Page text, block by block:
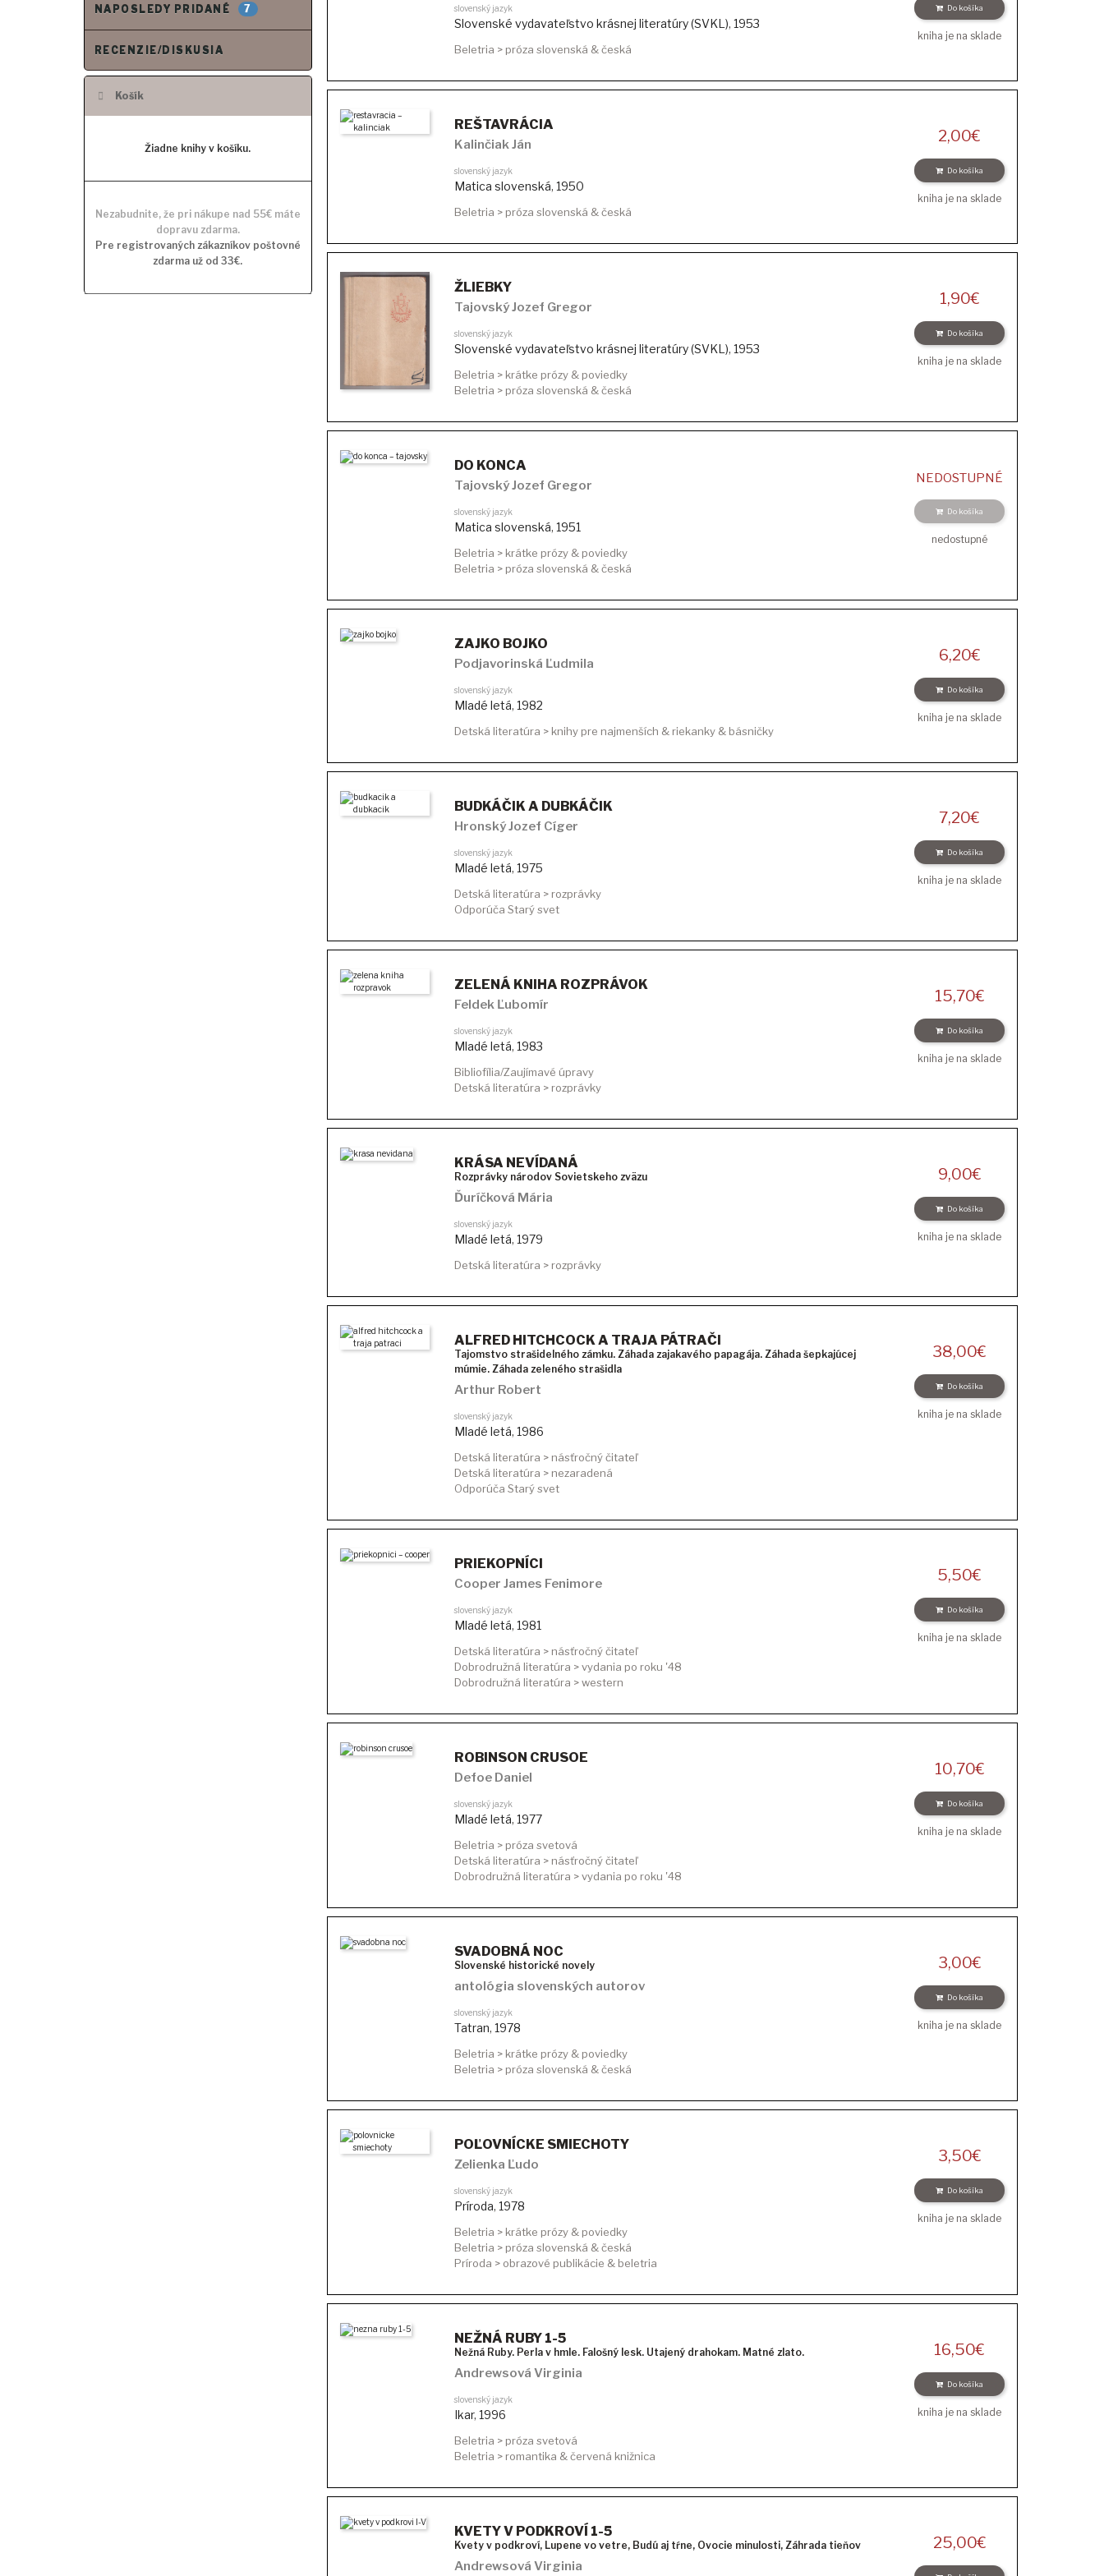
NAPOSLEDY PRIDANÉ 7
RECENZIE/DISKUSIA
Košík
Žiadne knihy v košíku.
Nezabudnite, že pri nákupe nad 55€ máte
dopravu zdarma.
Pre registrovaných zákazníkov poštovné
zdarma už od 33€.
slovenský jazyk
Slovenské vydavateľstvo krásnej literatúry (SVKL),1953
Beletria > próza slovenská & česká
Do košíka
kniha je na sklade
REŠTAVRÁCIA
Kalinčiak Ján
slovenský jazyk
Matica slovenská,1950
Beletria > próza slovenská & česká
2,00€
Do košíka
kniha je na sklade
ŽLIEBKY
Tajovský Jozef Gregor
slovenský jazyk
Slovenské vydavateľstvo krásnej literatúry (SVKL),1953
Beletria > krátke prózy & poviedky
Beletria > próza slovenská & česká
1,90€
Do košíka
kniha je na sklade
DO KONCA
Tajovský Jozef Gregor
slovenský jazyk
Matica slovenská,1951
Beletria > krátke prózy & poviedky
Beletria > próza slovenská & česká
NEDOSTUPNÉ
Do košíka
nedostupné
ZAJKO BOJKO
Podjavorinská Ľudmila
slovenský jazyk
Mladé letá,1982
Detská literatúra > knihy pre najmenších & riekanky & básničky
6,20€
Do košíka
kniha je na sklade
BUDKÁČIK A DUBKÁČIK
Hronský Jozef Cíger
slovenský jazyk
Mladé letá,1975
Detská literatúra > rozprávky
Odporúča Starý svet
7,20€
Do košíka
kniha je na sklade
ZELENÁ KNIHA ROZPRÁVOK
Feldek Ľubomír
slovenský jazyk
Mladé letá,1983
Bibliofília/Zaujímavé úpravy
Detská literatúra > rozprávky
15,70€
Do košíka
kniha je na sklade
KRÁSA NEVÍDANÁ
Rozprávky národov Sovietskeho zväzu
Ďuríčková Mária
slovenský jazyk
Mladé letá,1979
Detská literatúra > rozprávky
9,00€
Do košíka
kniha je na sklade
ALFRED HITCHCOCK A TRAJA PÁTRAČI
Tajomstvo strašidelného zámku. Záhada zajakavého papagája. Záhada šepkajúcej
múmie. Záhada zeleného strašidla
Arthur Robert
slovenský jazyk
Mladé letá,1986
Detská literatúra > násťročný čitateľ
Detská literatúra > nezaradená
Odporúča Starý svet
38,00€
Do košíka
kniha je na sklade
PRIEKOPNÍCI
Cooper James Fenimore
slovenský jazyk
Mladé letá,1981
Detská literatúra > násťročný čitateľ
Dobrodružná literatúra > vydania po roku '48
Dobrodružná literatúra > western
5,50€
Do košíka
kniha je na sklade
ROBINSON CRUSOE
Defoe Daniel
slovenský jazyk
Mladé letá,1977
Beletria > próza svetová
Detská literatúra > násťročný čitateľ
Dobrodružná literatúra > vydania po roku '48
10,70€
Do košíka
kniha je na sklade
SVADOBNÁ NOC
Slovenské historické novely
antológia slovenských autorov
slovenský jazyk
Tatran,1978
Beletria > krátke prózy & poviedky
Beletria > próza slovenská & česká
3,00€
Do košíka
kniha je na sklade
POĽOVNÍCKE SMIECHOTY
Zelienka Ľudo
slovenský jazyk
Príroda,1978
Beletria > krátke prózy & poviedky
Beletria > próza slovenská & česká
Príroda > obrazové publikácie & beletria
3,50€
Do košíka
kniha je na sklade
NEŽNÁ RUBY 1-5
Nežná Ruby. Perla v hmle. Falošný lesk. Utajený drahokam. Matné zlato.
Andrewsová Virginia
slovenský jazyk
Ikar,1996
Beletria > próza svetová
Beletria > romantika & červená knižnica
16,50€
Do košíka
kniha je na sklade
KVETY V PODKROVÍ 1-5
Kvety v podkroví, Lupene vo vetre, Budú aj tŕne, Ovocie minulosti, Záhrada tieňov
Andrewsová Virginia
25,00€